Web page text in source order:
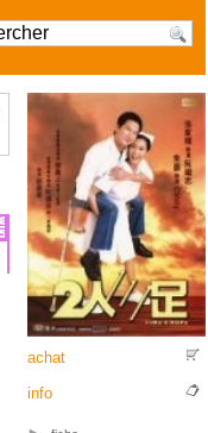
achat
info